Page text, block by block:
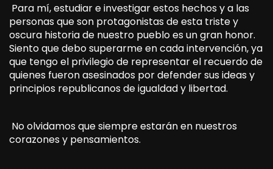
Para mí, estudiar e investigar estos hechos y a las
personas que son protagonistas de esta triste y
oscura historia de nuestro pueblo es un gran honor.
Siento que debo superarme en cada intervención, ya
que tengo el privilegio de representar el recuerdo de
quienes fueron asesinados por defender sus ideas y
principios republicanos de igualdad y libertad.
No olvidamos que siempre estarán en nuestros
corazones y pensamientos.